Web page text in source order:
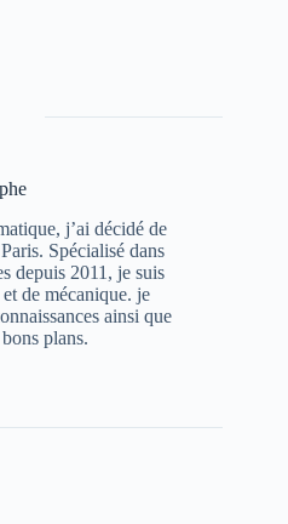
j’ai décidé de
Spécialisé dans
depuis 2011, je suis
de mécanique. je
ainsi que
plans.